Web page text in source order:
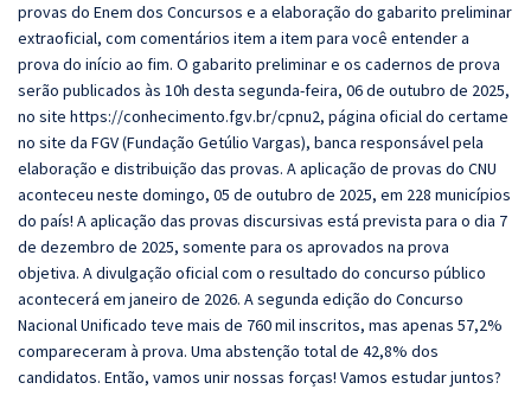
provas do Enem dos Concursos e a elaboração do gabarito preliminar
extraoficial, com comentários item a item para você entender a
prova do início ao fim. O gabarito preliminar e os cadernos de prova
serão publicados às 10h desta segunda-feira, 06 de outubro de 2025,
no site https://conhecimento.fgv.br/cpnu2, página oficial do certame
no site da FGV (Fundação Getúlio Vargas), banca responsável pela
elaboração e distribuição das provas. A aplicação de provas do CNU
aconteceu neste domingo, 05 de outubro de 2025, em 228 municípios
do país! A aplicação das provas discursivas está prevista para o dia 7
de dezembro de 2025, somente para os aprovados na prova
objetiva. A divulgação oficial com o resultado do concurso público
acontecerá em janeiro de 2026. A segunda edição do Concurso
Nacional Unificado teve mais de 760 mil inscritos, mas apenas 57,2%
compareceram à prova. Uma abstenção total de 42,8% dos
candidatos. Então, vamos unir nossas forças! Vamos estudar juntos?